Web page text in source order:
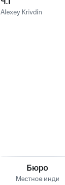
Alexey Krivdin
Бюро
Местное инди